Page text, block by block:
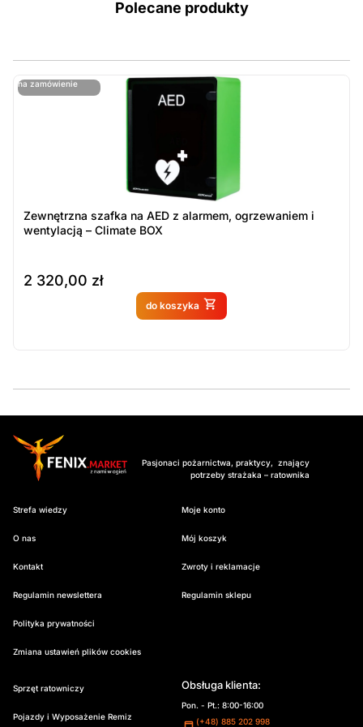
Polecane produkty
na zamówienie
ostatnie sztuki
Zewnętrzna szafka na AED z alarmem, ogrzewaniem i
wentylacją – Climate BOX
2 320,00 zł
do koszyka
Produkt dostępny na
Pasjonaci pożarnictwa, praktycy, znający
potrzeby strażaka – ratownika
Strefa wiedzy
O nas
Kontakt
Regulamin newslettera
Polityka prywatności
Zmiana ustawień plików cookies
Moje konto
Mój koszyk
Zwroty i reklamacje
Regulamin sklepu
Sprzęt ratowniczy
Pojazdy i Wyposażenie Remiz
Obsługa klienta:
Pon. - Pt.: 8:00-16:00
(+48) 885 202 998